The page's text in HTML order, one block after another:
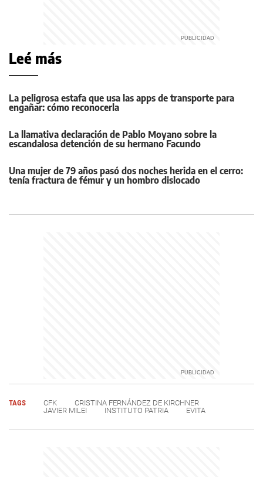
Leé más
La peligrosa estafa que usa las apps de transporte para
engañar: cómo reconocerla
La llamativa declaración de Pablo Moyano sobre la
escandalosa detención de su hermano Facundo
Una mujer de 79 años pasó dos noches herida en el cerro:
tenía fractura de fémur y un hombro dislocado
TAGS CFK
CRISTINA FERNÁNDEZ DE KIRCHNER
JAVIER MILEI
INSTITUTO PATRIA EVITA